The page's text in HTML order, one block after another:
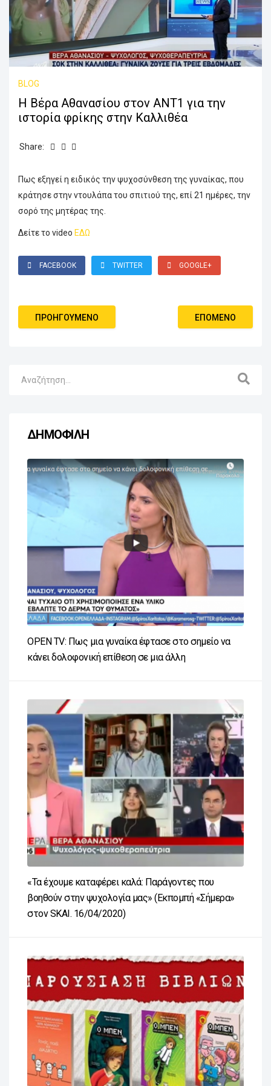
BLOG
Η Βέρα Αθανασίου στον ΑΝΤ1 για την
ιστορία φρίκης στην Καλλιθέα
Share:
Πως εξηγεί η ειδικός την ψυχοσύνθεση της γυναίκας, που
κράτησε στην ντουλάπα του σπιτιού της, επί 21 ημέρες, την
σορό της μητέρας της.
Δείτε το video ΕΔΩ
FACEBOOK TWITTER GOOGLE+
ΠΡΟΗΓΟΎΜΕΝΟ ΕΠΌΜΕΝΟ
ΔΗΜΟΦΙΛΗ
OPEN TV: Πως μια γυναίκα έφτασε στο σημείο να
κάνει δολοφονική επίθεση σε μια άλλη
«Τα έχουμε καταφέρει καλά: Παράγοντες που
βοηθούν στην ψυχολογία μας» (Εκπομπή «Σήμερα»
στον SKAI. 16/04/2020)